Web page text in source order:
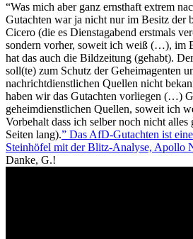
“Was mich aber ganz ernsthaft extrem
Gutachten war ja nicht nur im Besitz der
Cicero (die es Dienstagabend erstmals
sondern vorher, soweit ich weiß (…), im
hat das auch die Bildzeitung (gehabt).
soll(te) zum Schutz der Geheimagenten
nachrichtdienstlichen Quellen nicht
haben wir das Gutachten vorliegen (…)
geheimdienstlichen Quellen, soweit ich
Vorbehalt dass ich selber noch nicht alles
Seiten lang).” Das AfD-Gutachten ist
Steinhöfel mit der Blitz-Analyse, Apollo
Danke, G.!